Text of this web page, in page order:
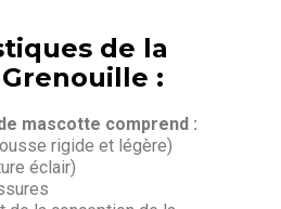
de la
:
mascotte comprend :
rigide et légère)
éclair)